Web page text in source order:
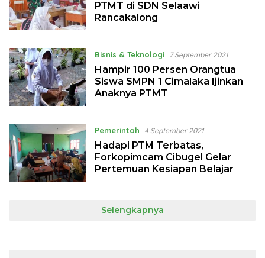
PTMT di SDN Selaawi
Rancakalong
Bisnis & Teknologi 7 September 2021
Hampir 100 Persen Orangtua
Siswa SMPN 1 Cimalaka Ijinkan
Anaknya PTMT
Pemerintah 4 September 2021
Hadapi PTM Terbatas,
Forkopimcam Cibugel Gelar
Pertemuan Kesiapan Belajar
Selengkapnya